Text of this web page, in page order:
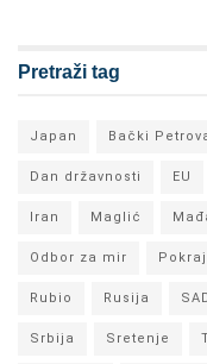
Pretraži tag
Japan Bački
Dan državnosti EU
Iran Maglić
Odbor za mir
Rubio Rusija
Srbija Sretenje